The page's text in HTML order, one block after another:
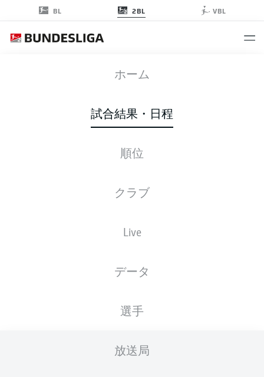
BL 2BL VBL
ホーム
試合結果・日程
順位
クラブ
Live
データ
選手
放送局
FCK EBS
スターティングメンバー